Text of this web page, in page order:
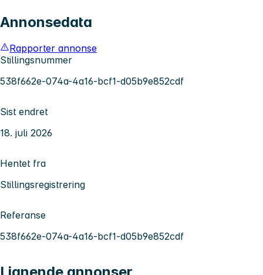
Annonsedata
Rapporter annonse
Stillingsnummer
538f662e-074a-4a16-bcf1-d05b9e852cdf
Sist endret
18. juli 2026
Hentet fra
Stillingsregistrering
Referanse
538f662e-074a-4a16-bcf1-d05b9e852cdf